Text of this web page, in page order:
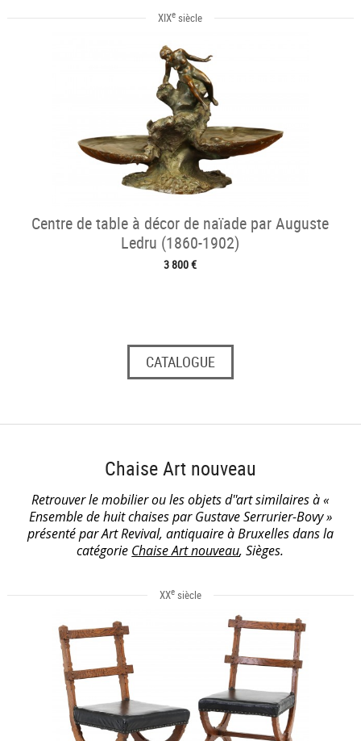
XIXe siècle
Centre de table à décor de naïade par Auguste
Ledru (1860-1902)
3 800 €
CATALOGUE
Chaise Art nouveau
Retrouver le mobilier ou les objets d''art similaires à «
Ensemble de huit chaises par Gustave Serrurier-Bovy »
présenté par Art Revival, antiquaire à Bruxelles dans la
catégorie Chaise Art nouveau, Sièges.
XXesiècle